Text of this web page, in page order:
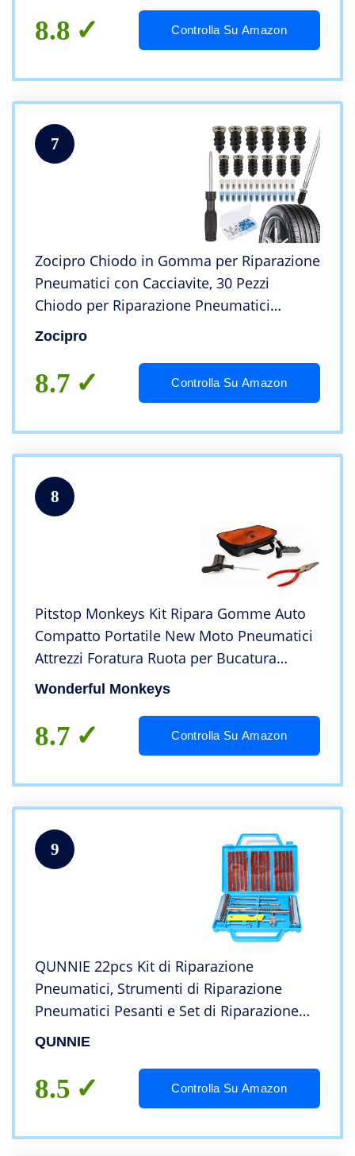
Omaggio (3 bombolette CO2)
8.8 Controlla Su Amazon
7
Zocipro Chiodo in Gomma per Riparazione
Pneumatici con Cacciavite, 30 Pezzi
Chiodo per Riparazione Pneumatici
Sottovuoto, Kit Gomme Auto Riparazione
per Moto Camion Bici (15 S+15 L)
Zocipro
8.7 Controlla Su Amazon
8
Pitstop Monkeys Kit Ripara Gomme Auto
Compatto Portatile New Moto Pneumatici
Attrezzi Foratura Ruota per Bucatura
Camera D’Aria Accessori Sigillante Utile
Wonderful Monkeys
8.7 Controlla Su Amazon
9
QUNNIE 22pcs Kit di Riparazione
Pneumatici, Strumenti di Riparazione
Pneumatici Pesanti e Set di Riparazione
Pneumatici per Auto, Moto, Camion, ATV,
Trattore, Camper, SUV, Jeep,
QUNNIE
8.5 Controlla Su Amazon